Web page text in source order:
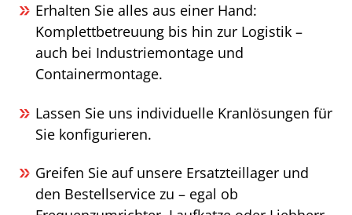
Erhalten Sie alles aus einer Hand:
Komplettbetreuung bis hin zur Logistik –
auch bei Industriemontage und
Containermontage.
Lassen Sie uns individuelle Kranlösungen für
Sie konfigurieren.
Greifen Sie auf unsere Ersatzteillager und
den Bestellservice zu – egal ob